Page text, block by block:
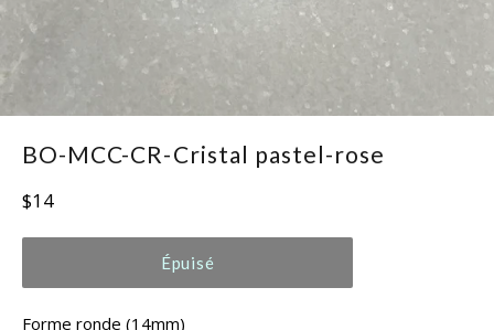
BO-MCC-CR-Cristal pastel-rose
Prix
$14
Épuisé
Forme ronde (14mm)